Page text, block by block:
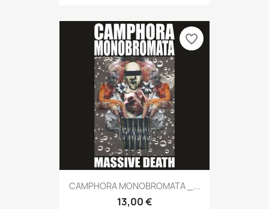
CAMPHORA MONOBROMATA _...
13,00 €
favorite_border